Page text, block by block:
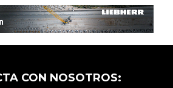
CON NOSOTROS: